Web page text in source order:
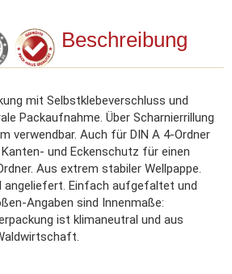
Beschreibung
mit Selbstklebeverschluss und
Packaufnahme. Über Scharnierrillung
verwendbar. Auch für DIN A 4-Ordner
und Eckenschutz für einen
Aus extrem stabiler Wellpappe.
angeliefert. Einfach aufgefaltet und
Angaben sind Innenmaße:
ist klimaneutral und aus